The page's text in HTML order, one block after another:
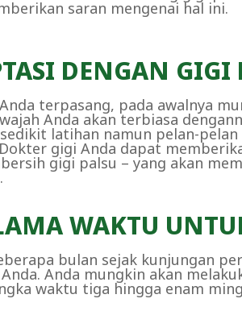
saran mengenai hal ini.
DENGAN GIGI
terpasang, pada awalnya
Anda akan terbiasa
latihan namun pelan-
gigi Anda dapat
gigi palsu – yang akan
WAKTU
bulan sejak kunjungan
Anda mungkin akan
waktu tiga hingga enam